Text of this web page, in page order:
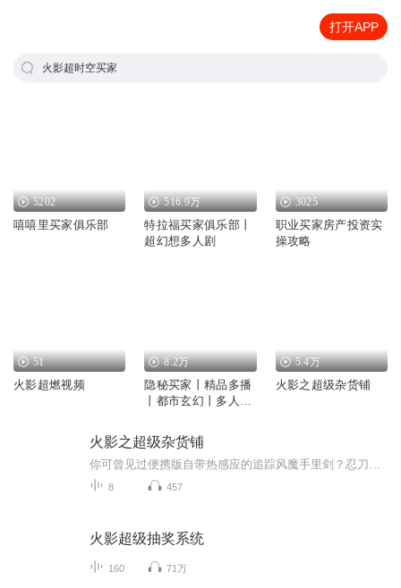
打开APP
火影超时空买家
5202
嘻嘻里买家俱乐部
516.9万
特拉福买家俱乐部丨
超幻想多人剧
3025
职业买家房产投资实
操攻略
51
火影超燃视频
8.2万
隐秘买家丨精品多播
丨都市玄幻丨多人有
5.4万
火影之超级杂货铺
火影之超级杂货铺
8 457
火影超级抽奖系统
160 71万